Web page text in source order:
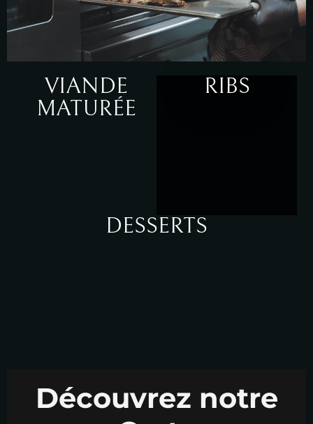
VIANDE
MATURÉE
RIBS
DESSERTS
Découvrez notre